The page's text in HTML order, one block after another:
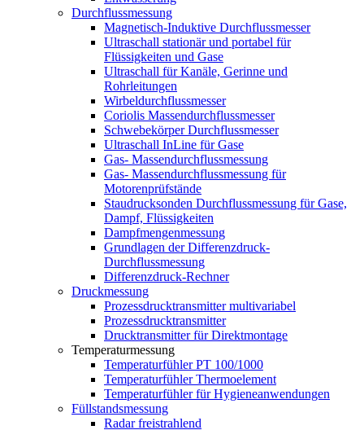
Durchflussmessung
Magnetisch-Induktive Durchflussmesser
Ultraschall stationär und portabel für
Flüssigkeiten und Gase
Ultraschall für Kanäle, Gerinne und
Rohrleitungen
Wirbeldurchflussmesser
Coriolis Massendurchflussmesser
Schwebekörper Durchflussmesser
Ultraschall InLine für Gase
Gas- Massendurchflussmessung
Gas- Massendurchflussmessung für
Motorenprüfstände
Staudrucksonden Durchflussmessung für Gase,
Dampf, Flüssigkeiten
Dampfmengenmessung
Grundlagen der Differenzdruck-
Durchflussmessung
Differenzdruck-Rechner
Druckmessung
Prozessdrucktransmitter multivariabel
Prozessdrucktransmitter
Drucktransmitter für Direktmontage
Temperaturmessung
Temperaturfühler PT 100/1000
Temperaturfühler Thermoelement
Temperaturfühler für Hygieneanwendungen
Füllstandsmessung
Radar freistrahlend